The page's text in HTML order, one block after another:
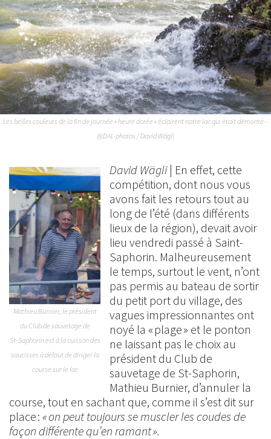
Les belles couleurs de la fin de journée « heure dorée » éclairent notre lac qui était démonté –
@DAL-photos / David Wägli
Mathieu Burnier, le président
du Club de sauvetage de
St-Saphorin est à la cuisson des
saucisses à défaut de diriger la
course sur le lac
David Wägli| En effet, cette
compétition, dont nous vous
avons fait les retours tout au
long de l’été (dans différents
lieux de la région), devait avoir
lieu vendredi passé à Saint-
Saphorin. Malheureusement
le temps, surtout le vent, n’ont
pas permis au bateau de sortir
du petit port du village, des
vagues impressionnantes ont
noyé la « plage » et le ponton
ne laissant pas le choix au
président du Club de
sauvetage de St-Saphorin,
Mathieu Burnier, d’annuler la
course, tout en sachant que, comme il s’est dit sur
place : « on peut toujours se muscler les coudes de
façon différente qu’en ramant ».